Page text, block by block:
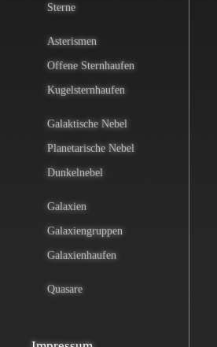
Sterne
Asterismen
Offene Sternhaufen
Kugelsternhaufen
Galaktische Nebel
Planetarische Nebel
Dunkelnebel
Galaxien
Galaxiengruppen
Galaxienhaufen
Quasare